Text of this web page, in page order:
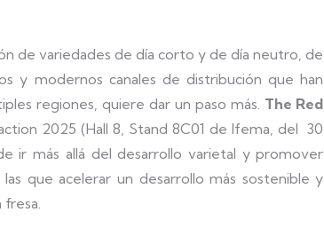
de variedades de día corto y de día neutro, de
y modernos canales de distribución que han
regiones, quiere dar un paso más. The Red
2025 (Hall 8, Stand 8C01 de Ifema, del 30
ir más allá del desarrollo varietal y promover
que acelerar un desarrollo más sostenible y
fresa.